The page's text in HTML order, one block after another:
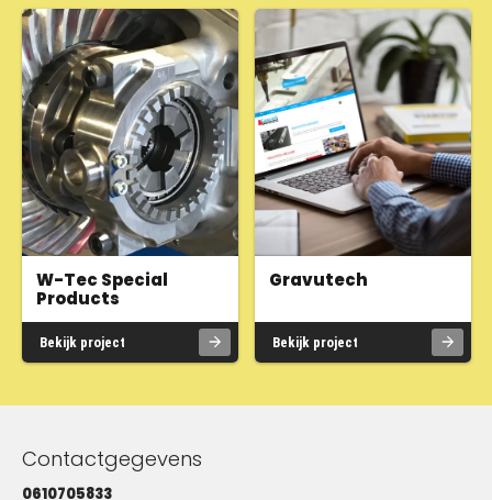
W-Tec Special
Products
Bekijk project
Gravutech
Bekijk project
Contactgegevens
0610705833